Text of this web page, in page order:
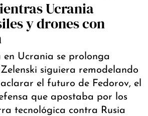
Ucrania
y drones con
en Ucrania se prolonga
siguiera remodelando
el futuro de Fedorov, el
que apostaba por los
tecnológica contra Rusia